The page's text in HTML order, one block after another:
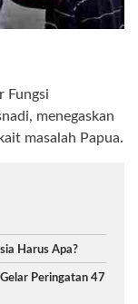
Fungsi
menegaskan
masalah Papua.
Harus Apa?
Peringatan 47